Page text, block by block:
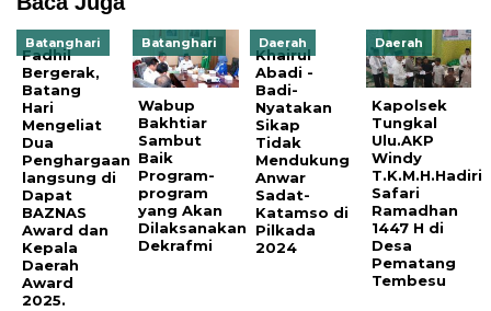
Batanghari
Fadhil
Bergerak,
Batang
Hari
Mengeliat
Dua
Penghargaan
langsung di
Dapat
BAZNAS
Award dan
Kepala
Daerah
Award
2025.
Batanghari
Wabup
Bakhtiar
Sambut
Baik
Program-
program
yang Akan
Dilaksanakan
Dekrafmi
Daerah
Khairul
Abadi -
Badi-
Nyatakan
Sikap
Tidak
Mendukung
Anwar
Sadat-
Katamso di
Pilkada
2024
Daerah
Kapolsek
Tungkal
Ulu.AKP
Windy
T.K.M.H.Hadiri
Safari
Ramadhan
1447 H di
Desa
Pematang
Tembesu